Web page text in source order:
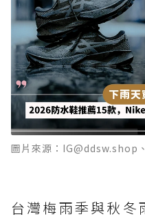
圖片來源：
台灣梅雨季與秋冬